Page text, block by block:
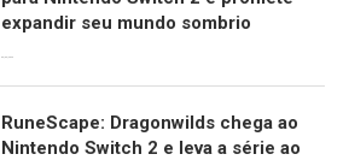
expandir seu mundo sombrio
RuneScape: Dragonwilds chega ao
Nintendo Switch 2 e leva a série ao